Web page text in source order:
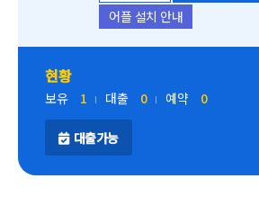
어플 설치 안내
현황
보유 1 대출 0 예약 0
대출가능